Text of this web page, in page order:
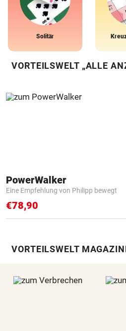
Solitär
VORTEILSWELT „ALLE
PowerWalker
Eine Empfehlung von Philipp bewegt
€78,90
VORTEILSWELT